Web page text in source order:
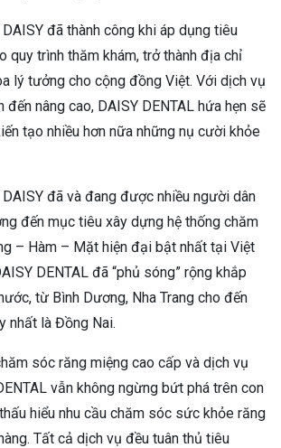
đã thành công khi áp dụng tiêu
quy trình thăm khám, trở thành địa chỉ
lý tưởng cho cộng đồng Việt. Với dịch vụ
nâng cao, DAISY DENTAL hứa hẹn sẽ
tạo nhiều hơn nữa những nụ cười khỏe
DAISY đã và đang được nhiều người dân
đến mục tiêu xây dựng hệ thống chăm
– Hàm – Mặt hiện đại bật nhất tại Việt
DENTAL đã “phủ sóng” rộng khắp
từ Bình Dương, Nha Trang cho đến
nhất là Đồng Nai.
sóc răng miệng cao cấp và dịch vụ
vẫn không ngừng bứt phá trên con
hiểu nhu cầu chăm sóc sức khỏe răng
Tất cả dịch vụ đều tuân thủ tiêu